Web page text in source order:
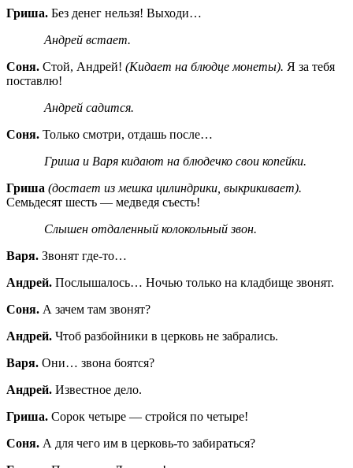
Гриша. Без денег нельзя! Выходи…
Андрей встает.
Соня. Стой, Андрей! (Кидает на блюдце монеты). Я за тебя
поставлю!
Андрей садится.
Соня. Только смотри, отдашь после…
Гриша и Варя кидают на блюдечко свои копейки.
Гриша (достает из мешка цилиндрики, выкрикивает).
Семьдесят шесть — медведя съесть!
Слышен отдаленный колокольный звон.
Варя. Звонят где-то…
Андрей. Послышалось… Ночью только на кладбище звонят.
Соня. А зачем там звонят?
Андрей. Чтоб разбойники в церковь не забрались.
Варя. Они… звона боятся?
Андрей. Известное дело.
Гриша. Сорок четыре — стройся по четыре!
Соня. А для чего им в церковь-то забираться?